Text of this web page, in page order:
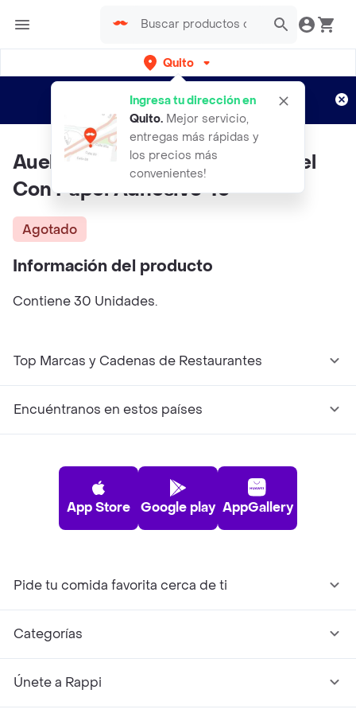
Quito
Ingresa tu dirección en
Quito. Mejor servicio,
entregas más rápidas y
los precios más
convenientes!
envíos gratis por semanas
Aplican TyC
Auely Uñas Postizas Esmalte Gel
Con Papel Adhesivo 45
Agotado
Información del producto
Contiene 30 Unidades.
Top Marcas y Cadenas de Restaurantes
Encuéntranos en estos países
App Store Google play AppGallery
Pide tu comida favorita cerca de ti
Categorías
Únete a Rappi